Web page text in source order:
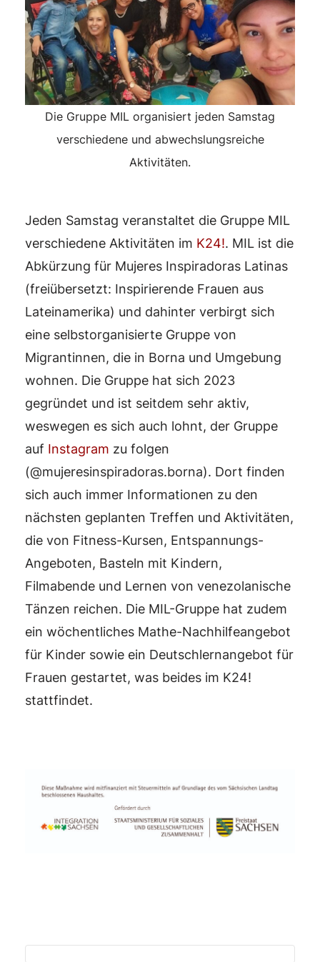
Die Gruppe MIL organisiert jeden Samstag
verschiedene und abwechslungsreiche
Aktivitäten.
Jeden Samstag veranstaltet die Gruppe MIL
verschiedene Aktivitäten im K24!. MIL ist die
Abkürzung für Mujeres Inspiradoras Latinas
(freiübersetzt: Inspirierende Frauen aus
Lateinamerika) und dahinter verbirgt sich
eine selbstorganisierte Gruppe von
Migrantinnen, die in Borna und Umgebung
wohnen. Die Gruppe hat sich 2023
gegründet und ist seitdem sehr aktiv,
weswegen es sich auch lohnt, der Gruppe
auf Instagram zu folgen
(@mujeresinspiradoras.borna). Dort finden
sich auch immer Informationen zu den
nächsten geplanten Treffen und Aktivitäten,
die von Fitness-Kursen, Entspannungs-
Angeboten, Basteln mit Kindern,
Filmabende und Lernen von venezolanische
Tänzen reichen. Die MIL-Gruppe hat zudem
ein wöchentliches Mathe-Nachhilfeangebot
für Kinder sowie ein Deutschlernangebot für
Frauen gestartet, was beides im K24!
stattfindet.